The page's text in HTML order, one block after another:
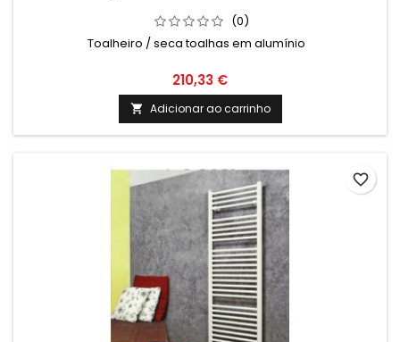
(0)
Toalheiro / seca toalhas em alumínio
210,33 €
 Adicionar ao carrinho
favorite_border